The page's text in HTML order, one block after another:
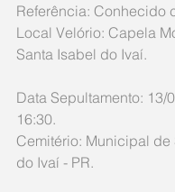
Referência: Conhecido
Local Velório: Capela
Santa Isabel do Ivaí.
Data Sepultamento: 13/
16:30.
Cemitério: Municipal de
do Ivaí - PR.